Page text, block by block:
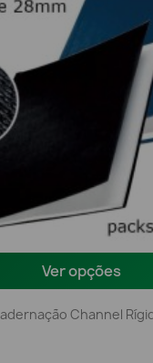
Ver opções
Channel